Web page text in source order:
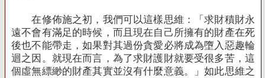
在修佈施之初，我們可以這樣思維：「求財積財永
遠不會有滿足的時候，而且現在自己所擁有的財產在死
後也不能帶走，如果對其過份貪愛必將成為墮入惡趣輪
迴之因。就現在而言，為了求財護財就要受很多苦，這
個虛無縹緲的財產其實並沒有什麼意義。」如此思維之